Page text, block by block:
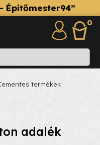
Építőmester94”
0
termékek
adalék